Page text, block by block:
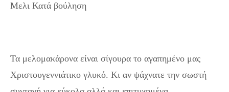
Μελι Κατά βούληση
Τα μελομακάρονα είναι σίγουρα το αγαπημένο μας
Χριστουγεννιάτικο γλυκό. Κι αν ψάχνατε την σωστή